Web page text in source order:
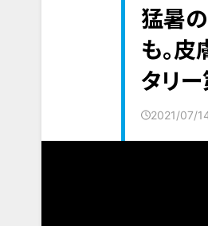
猛暑
も。
タリー
2021/07/